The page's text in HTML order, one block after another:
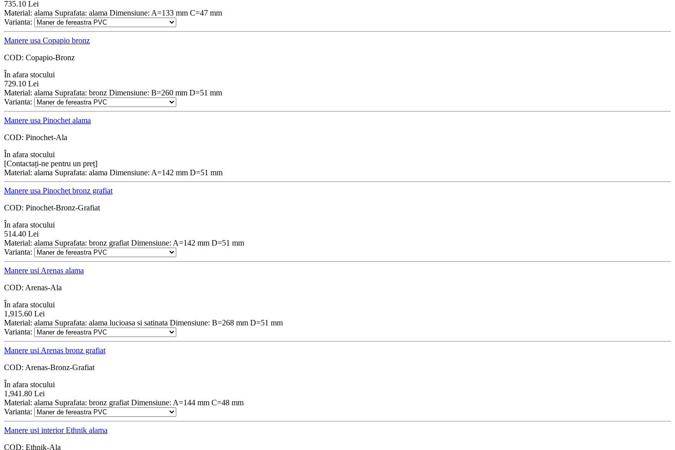
735.10 Lei
Material: alama Suprafata: alama Dimensiune: A=133 mm C=47 mm
Varianta:
Manere usa Copapio bronz
COD: Copapio-Bronz
În afara stocului
729.10 Lei
Material: alama Suprafata: bronz Dimensiune: B=260 mm D=51 mm
Varianta:
Manere usa Pinochet alama
COD: Pinochet-Ala
În afara stocului
[Contactați-ne pentru un preț]
Material: alama Suprafata: alama Dimensiune: A=142 mm D=51 mm
Manere usa Pinochet bronz grafiat
COD: Pinochet-Bronz-Grafiat
În afara stocului
514.40 Lei
Material: alama Suprafata: bronz grafiat Dimensiune: A=142 mm D=51 mm
Varianta:
Manere usi Arenas alama
COD: Arenas-Ala
În afara stocului
1,915.60 Lei
Material: alama Suprafata: alama lucioasa si satinata Dimensiune: B=268 mm D=51 mm
Varianta:
Manere usi Arenas bronz grafiat
COD: Arenas-Bronz-Grafiat
În afara stocului
1,941.80 Lei
Material: alama Suprafata: bronz grafiat Dimensiune: A=144 mm C=48 mm
Varianta:
Manere usi interior Ethnik alama
COD: Ethnik-Ala